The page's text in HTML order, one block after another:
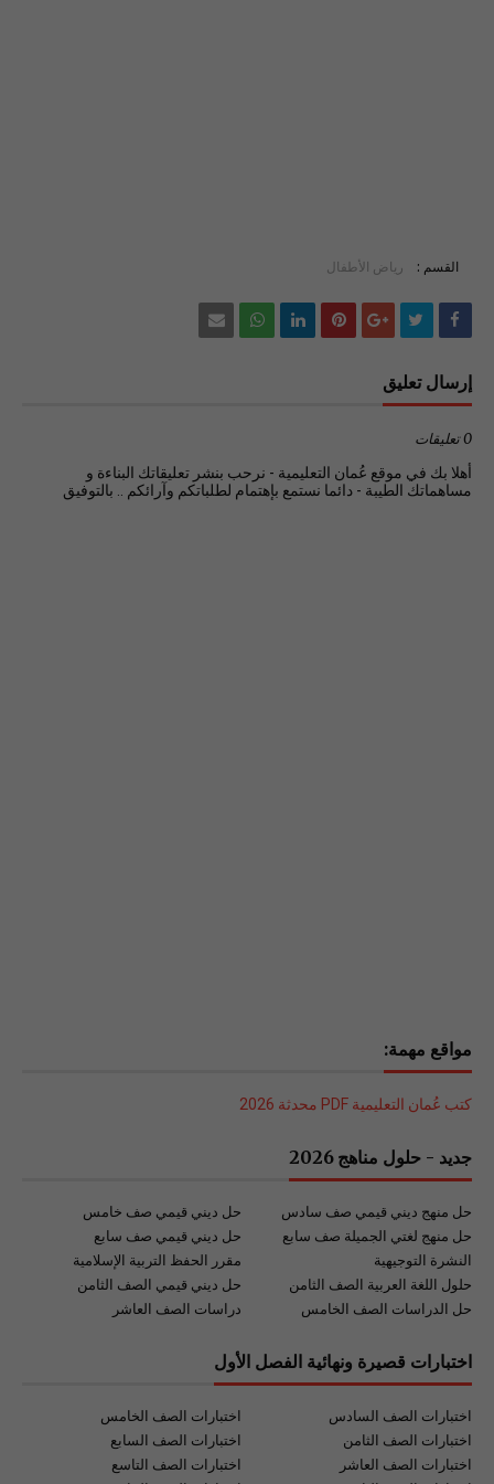
القسم : رياض الأطفال
إرسال تعليق
0 تعليقات
أهلا بك في موقع عُمان التعليمية - نرحب بنشر تعليقاتك البناءة و
مساهماتك الطيبة - دائما نستمع بإهتمام لطلباتكم وآرائكم .. بالتوفيق
مواقع مهمة:
كتب عُمان التعليمية PDF محدثة 2026
جديد - حلول مناهج 2026
حل ديني قيمي صف خامس
حل منهج ديني قيمي صف سادس
حل ديني قيمي صف سابع
حل منهج لغتي الجميلة صف سابع
مقرر الحفظ التربية الإسلامية
النشرة التوجيهية
حل ديني قيمي الصف الثامن
حلول اللغة العربية الصف الثامن
دراسات الصف العاشر
حل الدراسات الصف الخامس
اختبارات قصيرة ونهائية الفصل الأول
اختبارات الصف الخامس
اختبارات الصف السادس
اختبارات الصف السابع
اختبارات الصف الثامن
اختبارات الصف التاسع
اختبارات الصف العاشر